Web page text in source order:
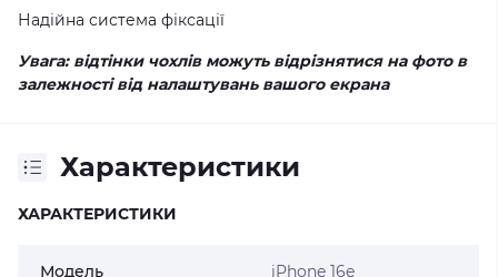
Надійна система фіксації
Увага: відтінки чохлів можуть відрізнятися на фото в
залежності від налаштувань вашого екрана
Характеристики
ХАРАКТЕРИСТИКИ
Модель iPhone 16e